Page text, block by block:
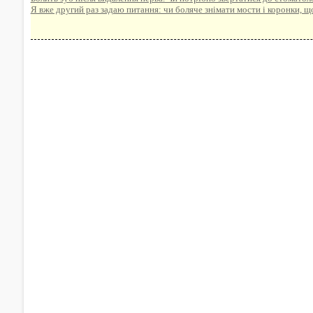
Я вже другий раз задаю питання: чи боляче знімати мости і коронки,